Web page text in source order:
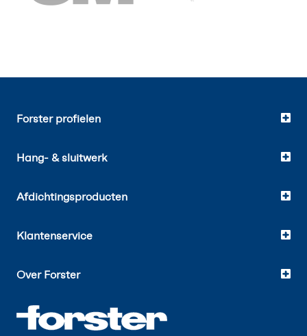
Forster profielen
Hang- & sluitwerk
Afdichtingsproducten
Klantenservice
Over Forster